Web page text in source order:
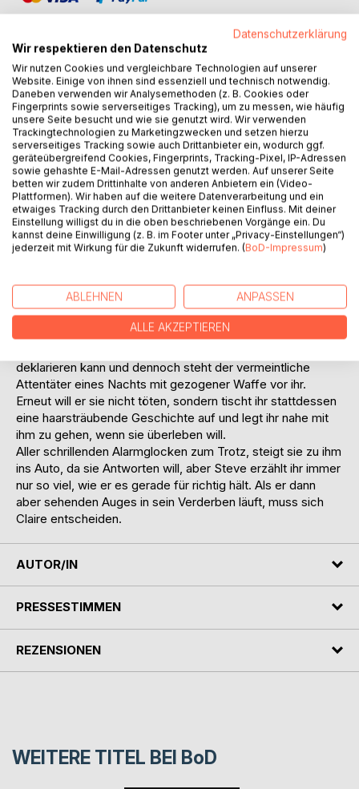
BESCHREIBUNG
Attentäter und Grundschule hört Claire ihren Boss immer
wieder sagen, als sie mit gezogener Waffe vor ihrem
Zielobjekt steht. Aber diese Worte passen so gar nicht zu
seinem jetzigen Auftreten, da seine einzige Sorge dem
schlafenden Baby hinter sich gilt. Claire zweifelt und diese
Schwäche nutzt er gnadenlos aus. Aber anstatt sie zu
töten, appelliert er weiter an ihre Menschlichkeit dem Kind
nichts zu tun und Claire ergreift kurzerhand die Flucht.
aber als sie in ihre Straße einbiegt, traut sie ihren Augen
nicht. Ihre Wohnung steht lichterloh in Flammen und sie
flüchtet erneut.
Wochenlang versteckt sie sich in drittklassigen Motels, da
deklarieren kann und dennoch steht der vermeintliche
Attentäter eines Nachts mit gezogener Waffe vor ihr.
Erneut will er sie nicht töten, sondern tischt ihr stattdessen
eine haarsträubende Geschichte auf und legt ihr nahe mit
ihm zu gehen, wenn sie überleben will.
Aller schrillenden Alarmglocken zum Trotz, steigt sie zu ihm
ins Auto, da sie Antworten will, aber Steve erzählt ihr immer
nur so viel, wie er es gerade für richtig hält. Als er dann
aber sehenden Auges in sein Verderben läuft, muss sich
Claire entscheiden.
AUTOR/IN
PRESSESTIMMEN
REZENSIONEN
WEITERE TITEL BEI BoD
Datenschutzerklärung
Wir respektieren den Datenschutz
Wir nutzen Cookies und vergleichbare Technologien auf unserer
Website. Einige von ihnen sind essenziell und technisch notwendig.
Daneben verwenden wir Analysemethoden (z. B. Cookies oder
Fingerprints sowie serverseitiges Tracking), um zu messen, wie häufig
unsere Seite besucht und wie sie genutzt wird. Wir verwenden
Trackingtechnologien zu Marketingzwecken und setzen hierzu
serverseitiges Tracking sowie auch Drittanbieter ein, wodurch ggf.
geräteübergreifend Cookies, Fingerprints, Tracking-Pixel, IP-Adressen
sowie gehashte E-Mail-Adressen genutzt werden. Auf unserer Seite
betten wir zudem Drittinhalte von anderen Anbietern ein (Video-
Plattformen). Wir haben auf die weitere Datenverarbeitung und ein
etwaiges Tracking durch den Drittanbieter keinen Einfluss. Mit deiner
Einstellung willigst du in die oben beschriebenen Vorgänge ein. Du
kannst deine Einwilligung (z. B. im Footer unter „Privacy-Einstellungen“)
jederzeit mit Wirkung für die Zukunft widerrufen. (BoD-Impressum)
ABLEHNEN ANPASSEN
ALLE AKZEPTIEREN